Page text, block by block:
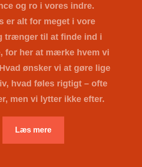
og ro i vores indre.
er alt for meget i vore
trænger til at finde ind i
for her at mærke hvem vi
ønsker vi at gøre lige
hvad føles rigtigt – ofte
men vi lytter ikke efter.
Læs mere